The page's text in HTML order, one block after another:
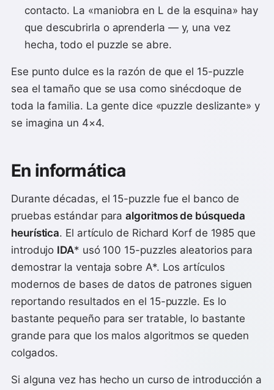
contacto. La «maniobra en L de la esquina» hay
que descubrirla o aprenderla — y, una vez
hecha, todo el puzzle se abre.
Ese punto dulce es la razón de que el 15-puzzle
sea el tamaño que se usa como sinécdoque de
toda la familia. La gente dice «puzzle deslizante» y
se imagina un 4×4.
En informática
Durante décadas, el 15-puzzle fue el banco de
pruebas estándar paraalgoritmos de búsqueda
heurística. El artículo de Richard Korf de 1985 que
introdujo IDA* usó 100 15-puzzles aleatorios para
demostrar la ventaja sobre A*. Los artículos
modernos de bases de datos de patrones siguen
reportando resultados en el 15-puzzle. Es lo
bastante pequeño para ser tratable, lo bastante
grande para que los malos algoritmos se queden
colgados.
Si alguna vez has hecho un curso de introducción a